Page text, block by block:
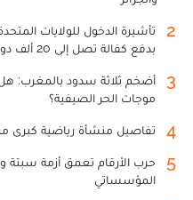
2
بدفع كفالة تصل إلى 20 ألف دولار
3
أضخم ثلاثة سدود بالمغرب:
موجات الحر الصيفية؟
4 تفاصيل منشأة رياضية كبرى
5
حرب الأرقام تعمق أزمة سبتة
المؤسساتي